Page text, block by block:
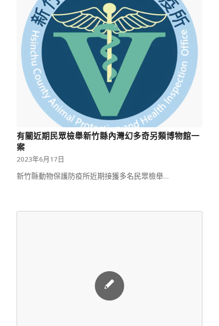
有關近期民眾檢舉新竹縣內灣幻多奇另類博物館一
案
2023年6月17日
新竹縣動物保護防疫所近期接獲多名民眾檢舉…